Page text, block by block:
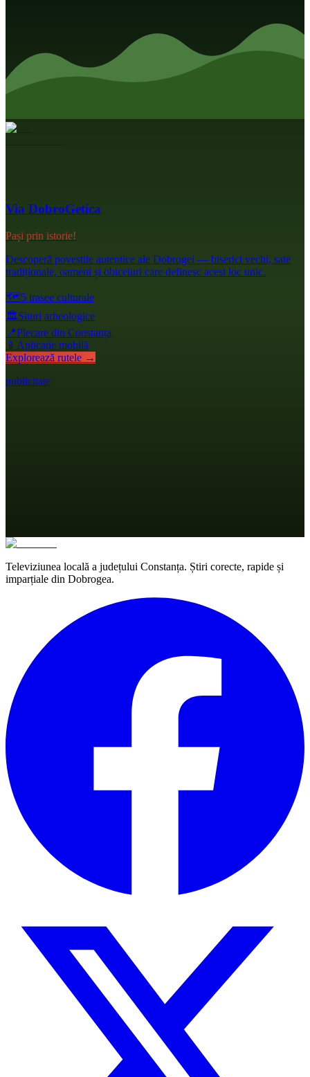
Via DobroGetica
Pași prin istorie!
Descoperă poveștile autentice ale Dobrogei — biserici vechi, sate
tradiționale, oameni și obiceiuri care definesc acest loc unic.
🗺️5 trasee culturale
🏛️Situri arheologice
📍Plecare din Constanța
📱 Aplicație mobilă
Explorează rutele →
publicitate
Televiziunea locală a județului Constanța. Știri corecte, rapide și
imparțiale din Dobrogea.